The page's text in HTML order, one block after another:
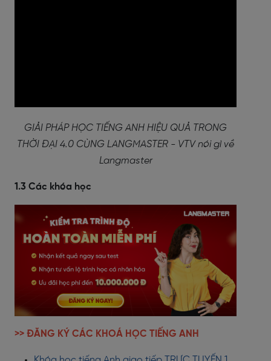
GIẢI PHÁP HỌC TIẾNG ANH HIỆU QUẢ TRONG
THỜI ĐẠI 4.0 CÙNG LANGMASTER - VTV nói gì về
Langmaster
1.3 Các khóa học
>> ĐĂNG KÝ CÁC KHOÁ HỌC TIẾNG ANH